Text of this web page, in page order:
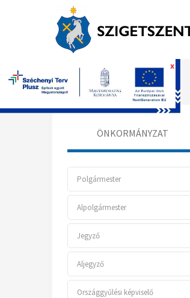
x
Főoldal
ÖNKORMÁNYZAT
Polgármester
Alpolgármester
Jegyző
Aljegyző
Országgyűlési képviselő